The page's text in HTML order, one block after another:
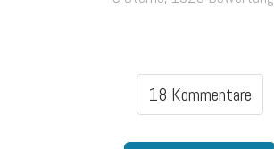
18 Kommentare